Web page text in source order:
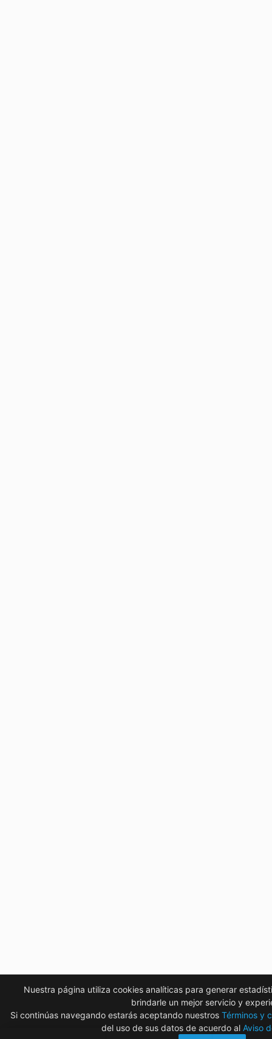
Nuestra página utiliza cookies analíticas para generar
brindarle un mejor servicio y
Si continúas navegando estarás aceptando nuestros Términos y
del uso de sus datos de acuerdo al Aviso